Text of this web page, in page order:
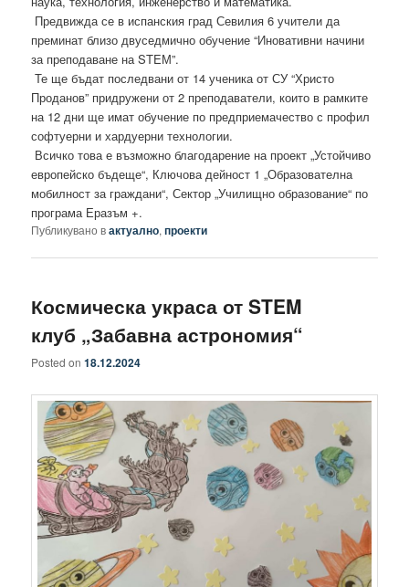
Предвижда се в испанския град Севилия 6 учители да
преминат близо двуседмично обучение “Иновативни начини
за преподаване на STEМ”.
Те ще бъдат последвани от 14 ученика от СУ “Христо
Проданов” придружени от 2 преподаватели, които в рамките
на 12 дни ще имат обучение по предприемачество с профил
софтуерни и хардуерни технологии.
Всичко това е възможно благодарение на проект „Устойчиво
европейско бъдеще“, Ключова дейност 1 „Образователна
мобилност за граждани“, Сектор „Училищно образование“ по
програма Еразъм +.
Публикувано вактуално,проекти
Космическа украса от STEM
клуб „Забавна астрономия“
Posted on18.12.2024